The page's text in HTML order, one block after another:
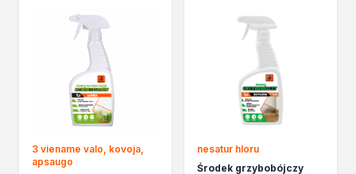
Środki bioochronne
Środki czyszczące
Ochrona i dekoracja
Lakierobejce
Farby w aerozolu
Lakiery
3 viename valo, kovoja,
apsaugo
nesatur hloru
Środek grzybobójczy